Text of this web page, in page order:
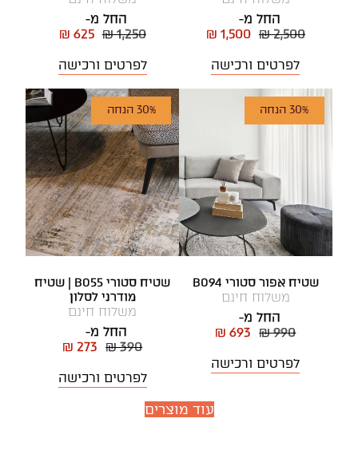
החל מ-
₪ 2,500
₪ 1,500
לפרטים ורכישה
החל מ-
₪ 1,250
₪ 625
לפרטים ורכישה
30% הנחה
שטיח אפור סטורי B094
משלוח חינם
החל מ-
₪ 990
₪ 693
לפרטים ורכישה
30% הנחה
שטיח סטורי B055 | שטיח
מודרני לסלון
משלוח חינם
החל מ-
₪ 390
₪ 273
לפרטים ורכישה
עוד מוצרים